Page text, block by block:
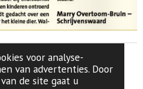
voor analyse-
van advertenties. Door
de site gaat u